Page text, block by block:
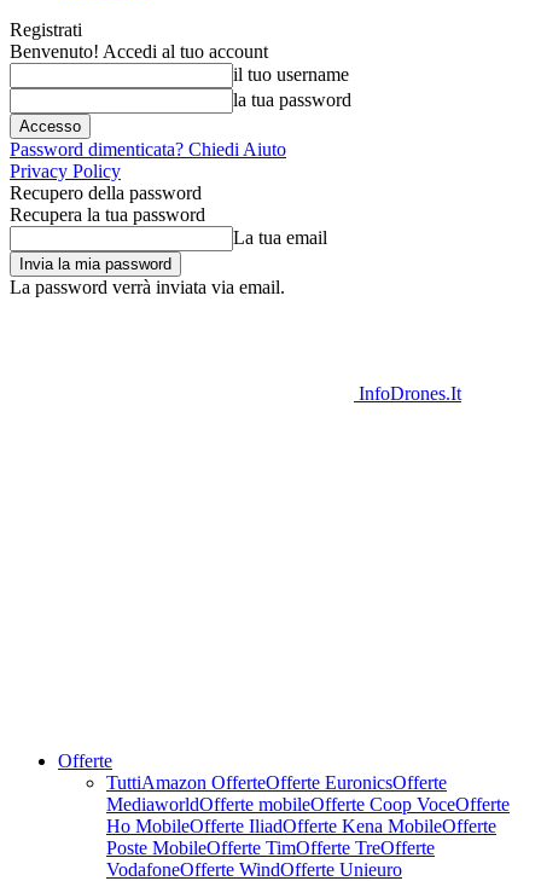
Registrati
Benvenuto! Accedi al tuo account
il tuo username
la tua password
Password dimenticata? Chiedi Aiuto
Privacy Policy
Recupero della password
Recupera la tua password
La tua email
La password verrà inviata via email.
InfoDrones.It
Offerte
TuttiAmazon OfferteOfferte EuronicsOfferte
MediaworldOfferte mobileOfferte Coop VoceOfferte
Ho MobileOfferte IliadOfferte Kena MobileOfferte
Poste MobileOfferte TimOfferte TreOfferte
VodafoneOfferte WindOfferte Unieuro